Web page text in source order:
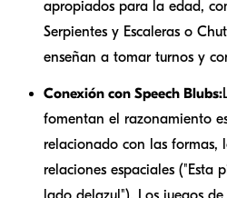
apropiados para la edad,
Serpientes y Escaleras o
enseñan a tomar turnos y
Conexión con Speech Blubs:
fomentan el razonamiento
relacionado con las formas,
relaciones espaciales ("Esta